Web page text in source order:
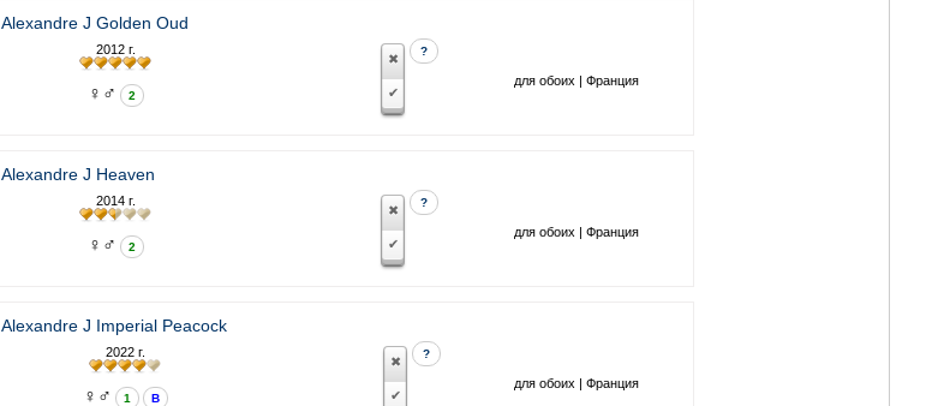
Alexandre J Golden Oud
2012 г.
♀♂ 2
?
для обоих | Франция
Alexandre J Heaven
2014 г.
♀♂ 2
?
для обоих | Франция
Alexandre J Imperial Peacock
2022 г.
♀♂ 1 В
?
для обоих | Франция